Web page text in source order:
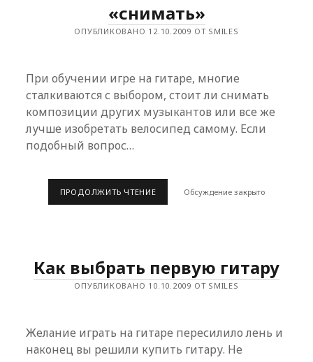
«снимать»
ОПУБЛИКОВАНО 12.10.2009 ОТ SMILES
При обучении игре на гитаре, многие
сталкиваются с выбором, стоит ли снимать
композиции других музыкантов или все же
лучше изобретать велосипед самому. Если
подобный вопрос…
ПРОДОЛЖИТЬ ЧТЕНИЕО
Обсуждение закрыто
Как выбрать первую гитару
ОПУБЛИКОВАНО 10.10.2009 ОТ SMILES
Желание играть на гитаре пересилило лень и
наконец вы решили купить гитару. Не